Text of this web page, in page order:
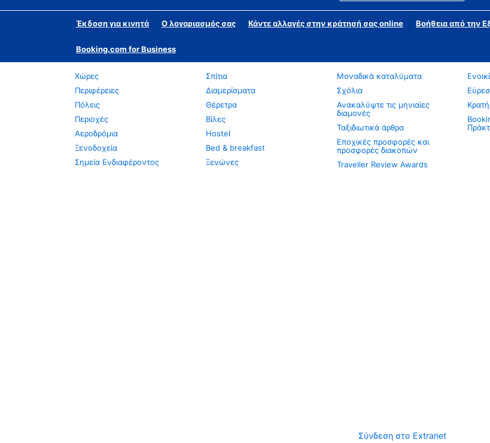
Έκδοση για κινητά Ο λογαριασμός σας Κάντε αλλαγές στην κράτησή σας online Βοήθεια από την
Booking.com for Business
Χώρες
Περιφέρειες
Πόλεις
Περιοχές
Αεροδρόμια
Ξενοδοχεία
Σημεία Ενδιαφέροντος
Σπίτια
Διαμερίσματα
Θέρετρα
Βίλες
Hostel
Bed & breakfast
Ξενώνες
Μοναδικά καταλύματα
Σχόλια
Ανακαλύψτε τις μηνιαίες
διαμονές
Ταξιδιωτικά άρθρα
Εποχικές προσφορές και
προσφορές διακοπών
Traveller Review Awards
Σύνδεση στο Extranet